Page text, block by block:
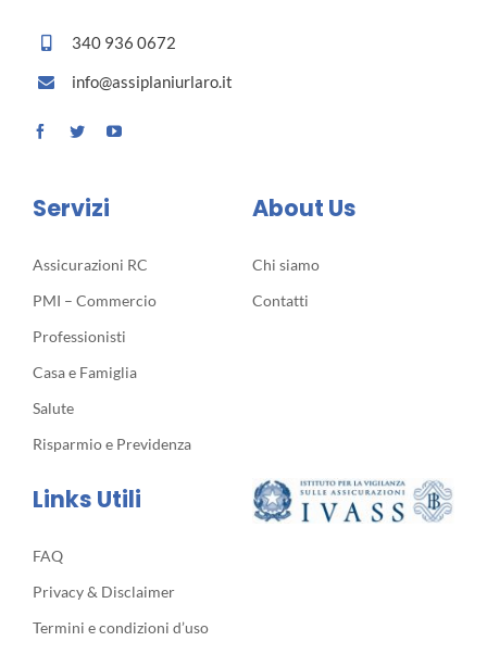
340 936 0672
info@assiplaniurlaro.it
Servizi
Assicurazioni RC
PMI – Commercio
Professionisti
Casa e Famiglia
Salute
Risparmio e Previdenza
About Us
Chi siamo
Contatti
Links Utili
FAQ
Privacy & Disclaimer
Termini e condizioni d’uso